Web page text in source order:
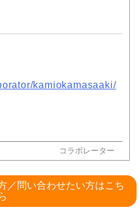
kamiokamasaaki/
コラボレーター
／問い合わせたい方はこち